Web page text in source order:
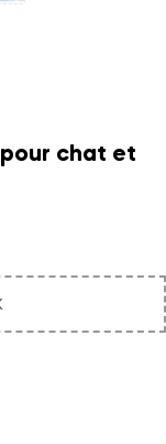
chat et